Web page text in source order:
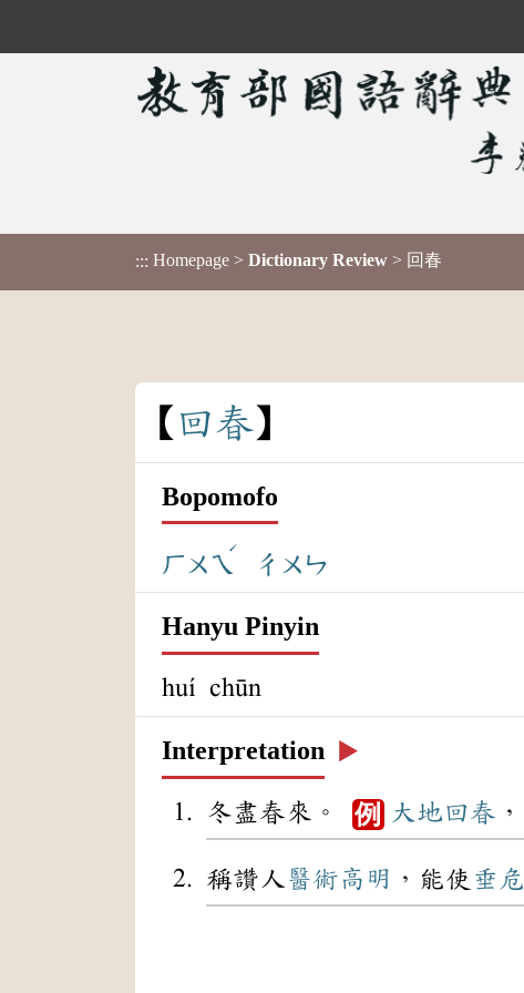
::: Homepage > Dictionary Review > 回春
回春
Bopomofo
ㄏㄨㄟ
ˊ
ㄔㄨㄣ
Hanyu Pinyin
huí chūn
Interpretation ▶️
冬盡春來。 例 大地回春 ，
稱讚人醫術高明 ，能使 垂危